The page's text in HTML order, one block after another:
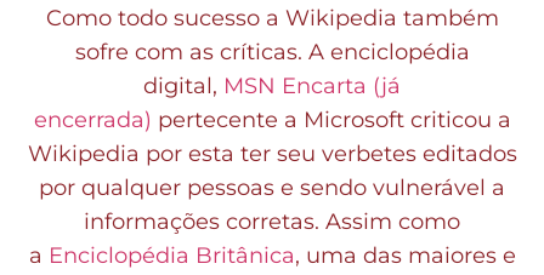
Como todo sucesso a Wikipedia também
sofre com as críticas. A enciclopédia
digital, MSN Encarta (já
encerrada) pertecente a Microsoft criticou a
Wikipedia por esta ter seu verbetes editados
por qualquer pessoas e sendo vulnerável a
informações corretas. Assim como
a Enciclopédia Britânica, uma das maiores e